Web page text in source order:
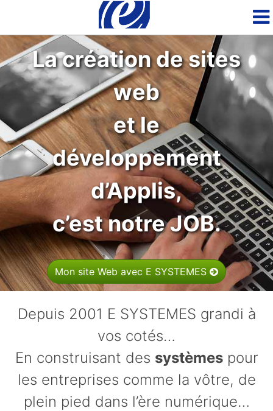
La création de sites
web
et le
développement
d’Applis,
c’est notre JOB.
Mon site Web avec E SYSTEMES
Depuis 2001 E SYSTEMES grandi à
vos cotés…
En construisant des systèmespour
les entreprises comme la vôtre, de
plein pied dans l’ère numérique…